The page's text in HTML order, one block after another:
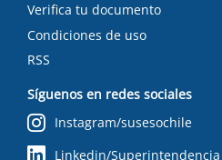
Verifica tu documento
Condiciones de uso
RSS
Síguenos en redes sociales
Instagram/susesochile
Linkedin/